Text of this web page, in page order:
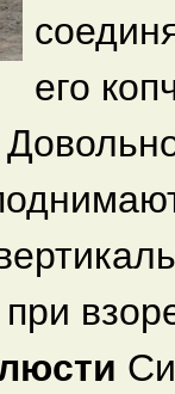
его